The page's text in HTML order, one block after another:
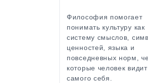
Философия помогает
понимать культуру как
систему смыслов,
ценностей, языка и
повседневных норм,
которые человек
самого себя.